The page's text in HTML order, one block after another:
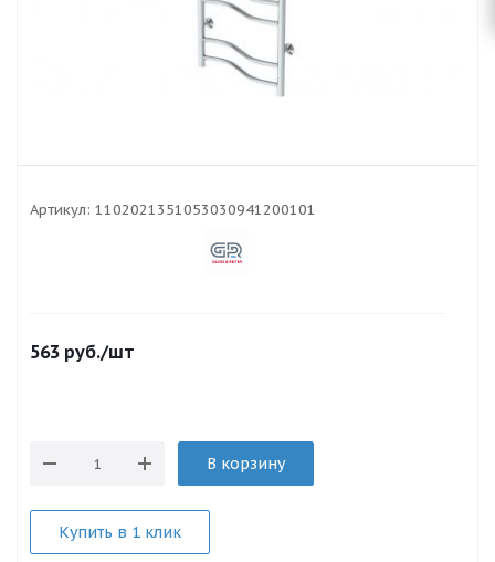
Артикул: 1102021351053030941200101
563 руб./шт
В корзину
Купить в 1 клик